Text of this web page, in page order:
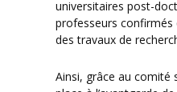
universitaires post-
professeurs
des travaux de
Ainsi, grâce au comité